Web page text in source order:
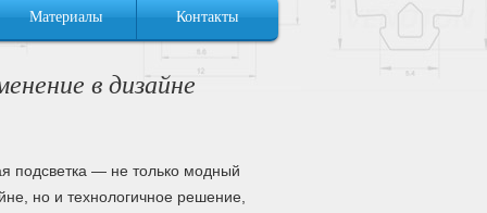
Материалы Контакты
в дизайне
подсветка — не только модный
но и технологичное решение,